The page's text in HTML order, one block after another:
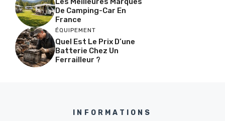
De Camping-Car En
France
ÉQUIPEMENT
Quel Est Le Prix D’une
Batterie Chez Un
Ferrailleur ?
INFORMATIONS